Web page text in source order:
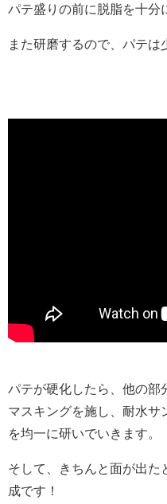
パテ盛りの前に脱脂を十分
また研磨するので、パテは
パテが硬化したら、他の部
マスキングを施し、耐水
を均一に研いでいきます。
そして、きちんと面が出
成です！